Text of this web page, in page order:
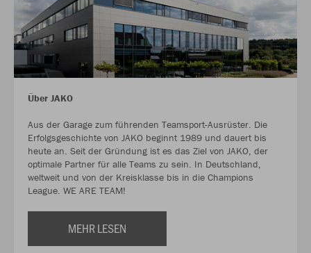
Über JAKO
Aus der Garage zum führenden Teamsport-Ausrüster. Die
Erfolgsgeschichte von JAKO beginnt 1989 und dauert bis
heute an. Seit der Gründung ist es das Ziel von JAKO, der
optimale Partner für alle Teams zu sein. In Deutschland,
weltweit und von der Kreisklasse bis in die Champions
League. WE ARE TEAM!
MEHR LESEN